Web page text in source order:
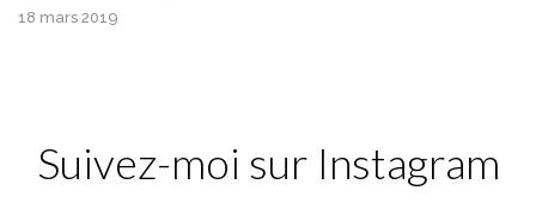
18 mars 2019
Suivez-moi sur Instagram